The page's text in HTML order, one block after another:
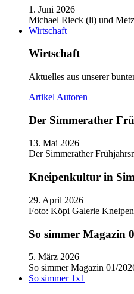
1. Juni 2026
Michael Rieck (li) und
Wirtschaft
Wirtschaft
Aktuelles aus unserer
Artikel Autoren
Der Simmerather
13. Mai 2026
Der Simmerather
Kneipenkultur in
29. April 2026
Foto: Köpi Galerie
So simmer Magazin
5. März 2026
So simmer Magazin 01/
So simmer 1x1